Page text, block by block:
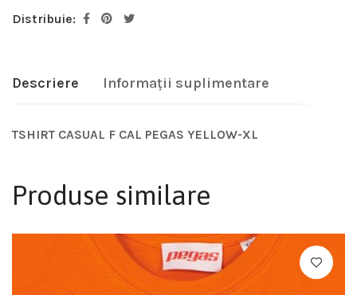
Distribuie:
Descriere Informații suplimentare
TSHIRT CASUAL F CAL PEGAS YELLOW-XL
Produse similare